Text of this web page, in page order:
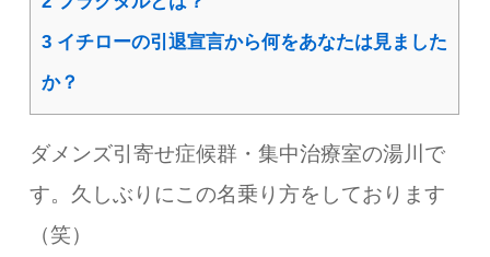
3 イチローの引退宣言から何をあなたは見ました
か？
ダメンズ引寄せ症候群・集中治療室の湯川で
す。久しぶりにこの名乗り方をしております
（笑）